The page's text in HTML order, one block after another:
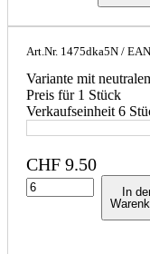
Art.Nr. 1475dka5N /
Variante mit
Preis für 1 Stück
Verkaufseinheit 6
CHF 9.50
In